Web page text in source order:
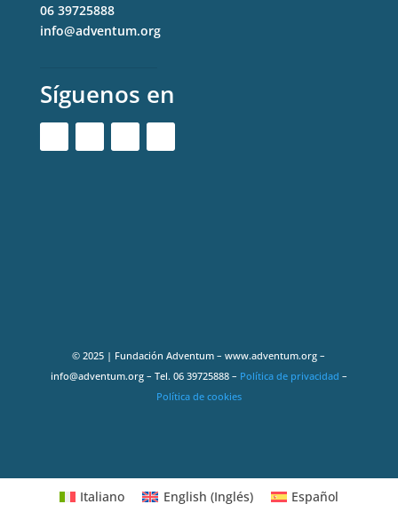
06 39725888
info@adventum.org
Síguenos en
© 2025 | Fundación Adventum – www.adventum.org –
info@adventum.org – Tel. 06 39725888 – Política de privacidad –
Política de cookies
Italiano English (Inglés) Español